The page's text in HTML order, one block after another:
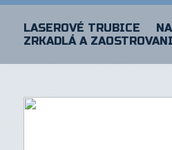
LASEROVÉ TRUBICE
ZRKADLÁ A